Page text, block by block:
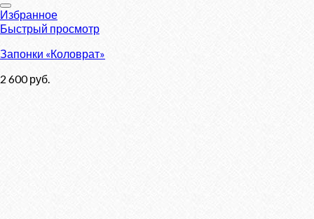
Избранное
Быстрый просмотр
Запонки «Коловрат»
2 600руб.